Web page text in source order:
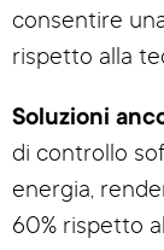
consentire
rispetto alla
Soluzioni
di controllo
energia,
60% rispetto